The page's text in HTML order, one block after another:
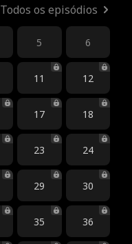
Todos os episódios
5 6
11 12
17 18
23 24
29 30
35 36